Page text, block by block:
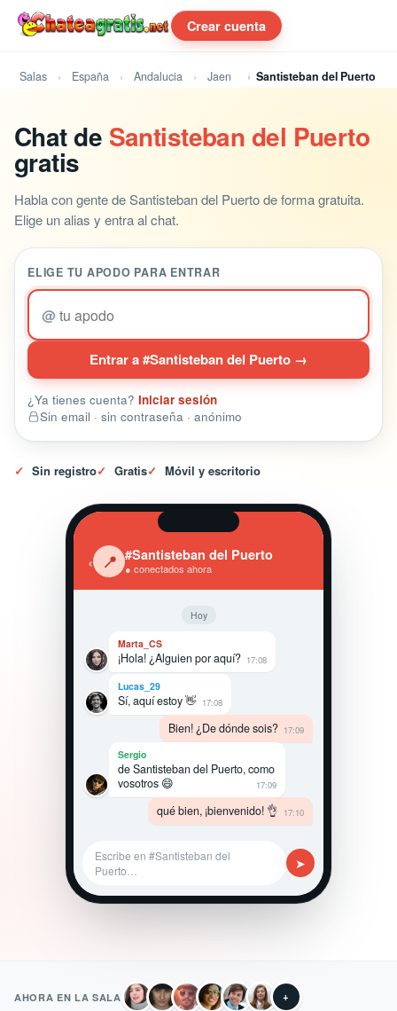
Crear cuenta
Salas España Andalucia Jaen Santisteban del Puerto
Chat de Santisteban del Puerto
gratis
Habla con gente de Santisteban del Puerto de forma gratuita.
Elige un alias y entra al chat.
ELIGE TU APODO PARA ENTRAR
@
Entrar a #Santisteban del Puerto →
¿Ya tienes cuenta? Iniciar sesión
Sin email · sin contraseña · anónimo
✓ Sin registro✓ Gratis✓ Móvil y escritorio
‹ 📍 #Santisteban del Puerto
● conectados ahora
Hoy
Marta_CS
¡Hola! ¿Alguien por aquí? 17:08
Lucas_29
Sí, aquí estoy 👋 17:08
Bien! ¿De dónde sois? 17:09
Sergio
de Santisteban del Puerto, como
vosotros 😄
17:09
qué bien, ¡bienvenido! 👌 17:10
Escribe en #Santisteban del
Puerto…
➤
AHORA EN LA SALA +